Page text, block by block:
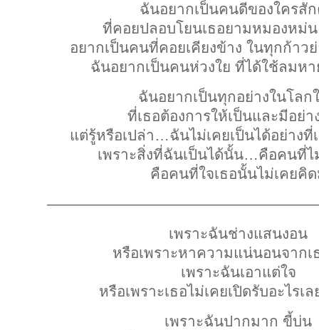
ฉันอยากเป็นคนดีของใครสั
ที่คอยปลอบโยนเธอยามหมองหม่
อยากเป็นคนที่คอยเคียงข้าง ในทุกก้าวย่
ฉันอยากเป็นคนห่วงใย ที่ได้ใช้ลมห
ฉันอยากเป็นทุกอย่างในโลก
ที่เธอต้องการให้เป็นและมีอย่า
แต่รู้หรือเปล่า…ฉันไม่เคยเป็นได้อย่างที่
เพราะสิ่งที่ฉันเป็นได้นั้น…คือคนที่
คือคนที่ใจเธอนั้นไม่เคยคิ
เพราะฉันช่างแสนงอน
หรือเพราะหาความแน่นอนจากเ
เพราะฉันเอาแต่ใจ
หรือเพราะเธอไม่เคยเปิดรับอะไรเ
เพราะฉันปากมาก ขี้บ่น